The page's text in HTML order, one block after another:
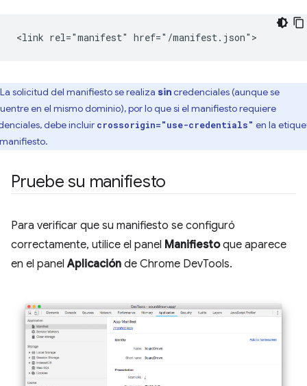
La solicitud del manifiesto se realiza sincredenciales (aunque se
en el mismo dominio), por lo que si el manifiesto requiere
debe incluir crossorigin="use-credentials" en la
Pruebe su manifiesto
Para verificar que su manifiesto se configuró
correctamente, utilice el panel Manifiestoque aparece
en el panelAplicación de Chrome DevTools.